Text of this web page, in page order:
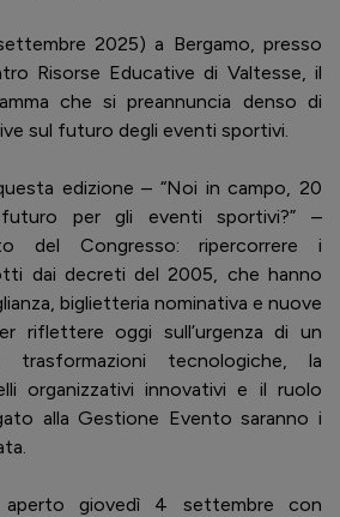
2025) a Bergamo, presso
Risorse Educative di Valtesse, il
che si preannuncia denso di
sul futuro degli eventi sportivi.
edizione – “Noi in campo, 20
per gli eventi sportivi?” –
del Congresso: ripercorrere i
dai decreti del 2005, che hanno
biglietteria nominativa e nuove
riflettere oggi sull’urgenza di un
trasformazioni tecnologiche, la
organizzativi innovativi e il ruolo
alla Gestione Evento saranno i
giovedì 4 settembre con